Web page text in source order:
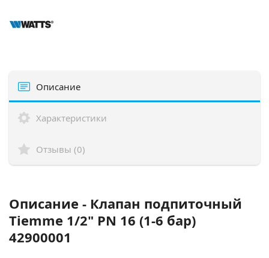
Описание
Характеристики
Отзывы (0)
Описание - Клапан подпиточный
Tiemme 1/2" PN 16 (1-6 бар)
42900001